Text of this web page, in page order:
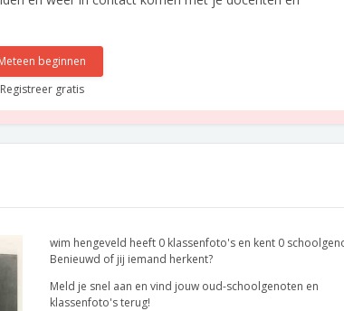
beginnen
Registreer gratis
wim hengeveld heeft 0 klassenfoto's en kent 0
Benieuwd of jij iemand herkent?
Meld je snel aan en vind jouw oud-schoolgenoten en
klassenfoto's terug!